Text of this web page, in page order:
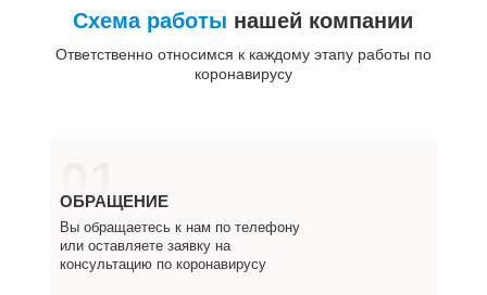
Схема работы нашей компании
Ответственно относимся к каждому этапу работы по
коронавирусу
01
ОБРАЩЕНИЕ
Вы обращаетесь к нам по телефону
или оставляете заявку на
консультацию по коронавирусу